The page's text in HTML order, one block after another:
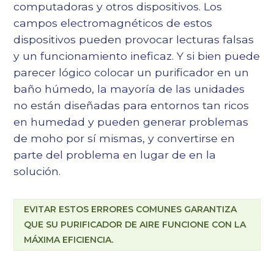
computadoras y otros dispositivos. Los
campos electromagnéticos de estos
dispositivos pueden provocar lecturas falsas
y un funcionamiento ineficaz. Y si bien puede
parecer lógico colocar un purificador en un
baño húmedo, la mayoría de las unidades
no están diseñadas para entornos tan ricos
en humedad y pueden generar problemas
de moho por sí mismas, y convertirse en
parte del problema en lugar de en la
solución.
EVITAR ESTOS ERRORES COMUNES GARANTIZA
QUE SU PURIFICADOR DE AIRE FUNCIONE CON LA
MÁXIMA EFICIENCIA.